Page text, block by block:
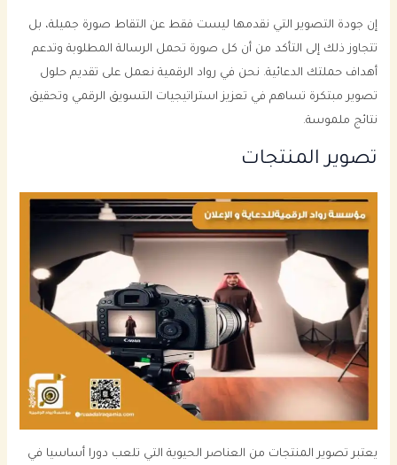
إن جودة التصوير التي نقدمها ليست فقط عن التقاط صورة جميلة، بل
تتجاوز ذلك إلى التأكد من أن كل صورة تحمل الرسالة المطلوبة وتدعم
أهداف حملتك الدعائية. نحن في رواد الرقمية نعمل على تقديم حلول
تصوير مبتكرة تساهم في تعزيز استراتيجيات التسويق الرقمي وتحقيق
نتائج ملموسة.
تصوير المنتجات
يعتبر تصوير المنتجات من العناصر الحيوية التي تلعب دورا أساسيا في